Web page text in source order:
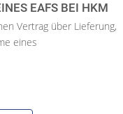
EAFS BEI HKM
Vertrag über Lieferung,
eines